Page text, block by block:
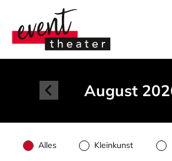
August
Alles Kleinkunst